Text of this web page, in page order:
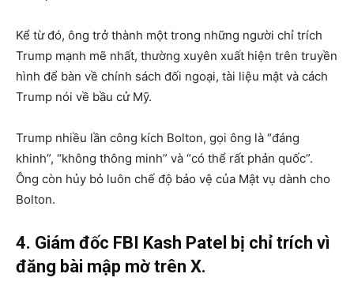
Kể từ đó, ông trở thành một trong những người chỉ trích
Trump mạnh mẽ nhất, thường xuyên xuất hiện trên truyền
hình để bàn về chính sách đối ngoại, tài liệu mật và cách
Trump nói về bầu cử Mỹ.
Trump nhiều lần công kích Bolton, gọi ông là “đáng
khinh”, “không thông minh” và “có thể rất phản quốc”.
Ông còn hủy bỏ luôn chế độ bảo vệ của Mật vụ dành cho
Bolton.
4. Giám đốc FBI Kash Patel bị chỉ trích vì
đăng bài mập mờ trên X.